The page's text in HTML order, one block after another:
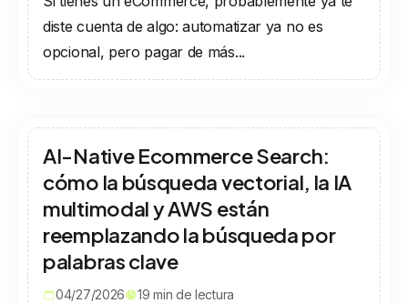
diste cuenta de algo: automatizar ya no es
opcional, pero pagar de más...
AI-Native Ecommerce Search:
cómo la búsqueda vectorial, la IA
multimodal y AWS están
reemplazando la búsqueda por
palabras clave
04/27/2026 19 min de lectura